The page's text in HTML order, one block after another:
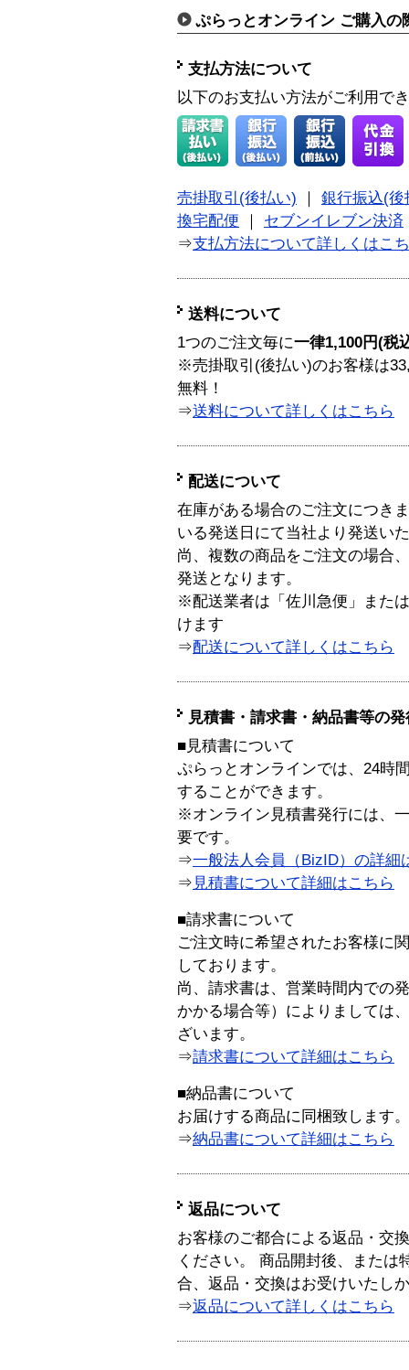
ぷらっとオンライン ご購入の
支払方法について
以下のお支払い方法がご利用で
売掛取引(後払い)
銀行振込(後
換宅配便
セブンイレブン決済
⇒支払方法について詳しくはこ
送料について
1つのご注文毎に一律1,100円(税
※売掛取引(後払い)のお客様は
無料！
⇒送料について詳しくはこちら
配送について
在庫がある場合のご注文につき
いる発送日にて当社より発送い
尚、複数の商品をご注文の場合
発送となります。
※配送業者は「佐川急便」また
けます
⇒配送について詳しくはこちら
見積書・請求書・納品書等の
■見積書について
ぷらっとオンラインでは、24時
することができます。
※オンライン見積書発行には、
要です。
⇒一般法人会員（BizID）の詳細
⇒ 見積書について詳細はこちら
■請求書について
ご注文時に希望されたお客様に
しております。
尚、請求書は、営業時間内での
かかる場合等）によりましては
ざいます。
⇒請求書について詳細はこちら
■納品書について
お届けする商品に同梱致します。
⇒納品書について詳細はこちら
返品について
お客様のご都合による返品・交
ください。 商品開封後、または
合、返品・交換はお受けいたし
⇒返品について詳しくはこちら